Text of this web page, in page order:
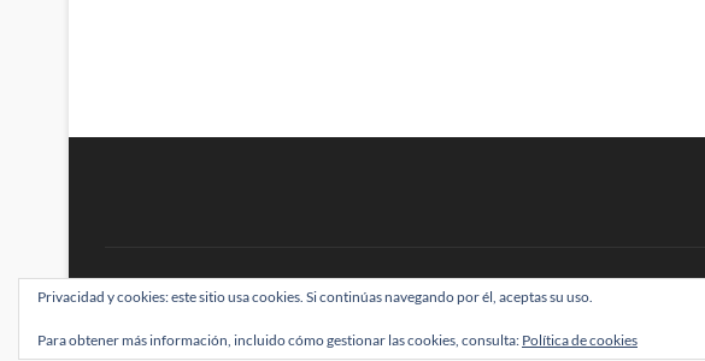
BRAINSTOMPING| Diseñado por:Theme Freesia|WordPress| © Todos los derechos
Privacidad y cookies: este sitio usa cookies. Si continúas navegando por él, aceptas su uso.
Para obtener más información, incluido cómo gestionar las cookies, consulta: Política de cookies